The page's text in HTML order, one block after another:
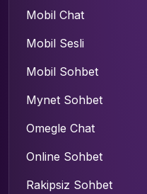
Mobil Chat
Mobil Sesli
Mobil Sohbet
Mynet Sohbet
Omegle Chat
Online Sohbet
Rakipsiz Sohbet